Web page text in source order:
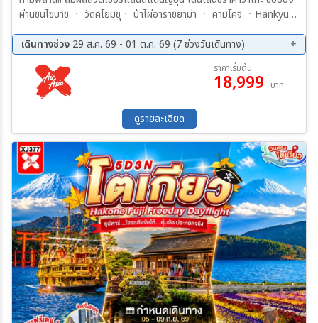
ผ่านชินไซบาชิ ㆍ วัดคิโยมิชุㆍ ป่าไผ่อาราชิยาม่า ㆍ คามิโคจิ ㆍHankyu
เดินทางช่วง 29 ส.ค. 69 - 01 ต.ค. 69 (7 ช่วงวันเดินทาง)
29 ส.ค. 69 - 02 ก.ย. 69
01 ก.ย. 69 - 05 ก.ย. 69
05 ก.ย. 69 - 09 ก.ย. 69
06 ก.ย. 69 - 10 ก.ย. 69
17 ก.ย. 69 - 21 ก.ย. 69
20 ก.ย. 69 - 24 ก.ย. 69
ราคาเริ่มต้น
18,999 บาท
ดูรายละเอียด